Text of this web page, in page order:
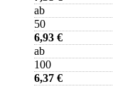
ab
50
6,93 €
ab
100
6,37 €